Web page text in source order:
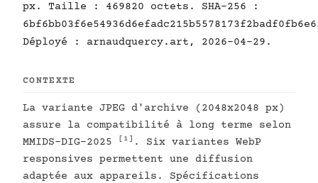
px. Taille : 469820 octets. SHA-256 :
Déployé : arnaudquercy.art, 2026-04-29.
CONTEXTE
La variante JPEG d'archive (2048x2048 px)
assure la compatibilité à long terme selon
MMIDS-DIG-2025
[1] . Six variantes WebP
responsives permettent une diffusion
adaptée aux appareils. Spécifications